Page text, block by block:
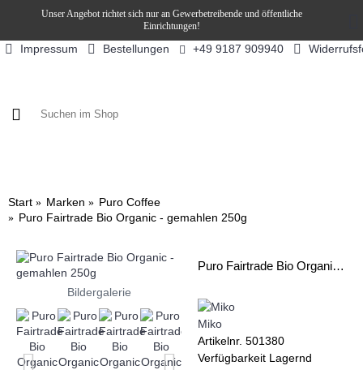
Unser Angebot richtet sich nur an Gewerbetreibende und öffentliche
Einrichtungen!
Impressum Bestellungen +49 9187 909940
Start Marken
Puro Coffee
Puro Fairtrade Bio Organic - gemahlen 250g
Bildergalerie
Puro Fairtrade Bio Organic - gemahlen 250g
Miko
Artikelnr. 501380
Verfügbarkeit Lagernd